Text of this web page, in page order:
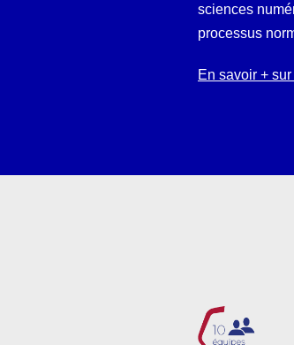
sciences
processus
En savoir +